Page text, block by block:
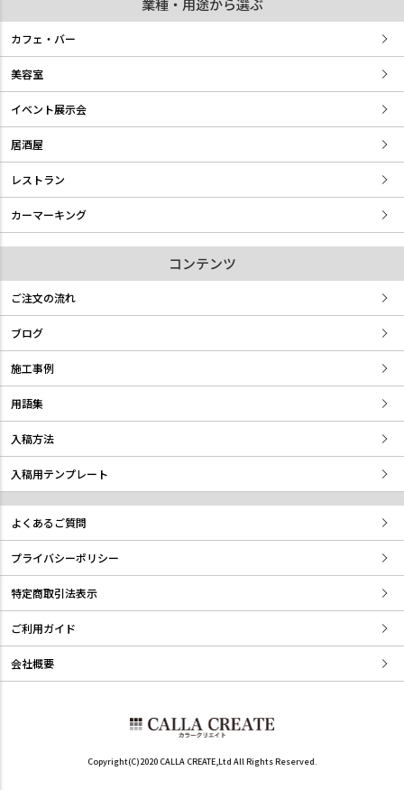
業種・用途から選ぶ
カフェ・バー
美容室
イベント展示会
居酒屋
レストラン
カーマーキング
コンテンツ
ご注文の流れ
ブログ
施工事例
用語集
入稿方法
入稿用テンプレート
よくあるご質問
プライバシーポリシー
特定商取引法表示
ご利用ガイド
会社概要
Copyright(C)2020 CALLA CREATE,Ltd All Rights Reserved.